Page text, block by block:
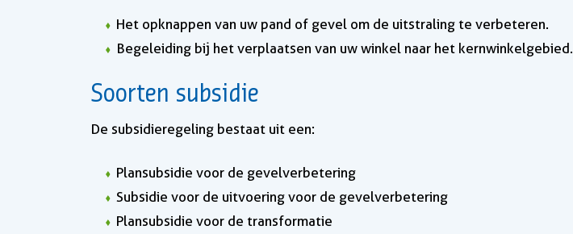
Het opknappen van uw pand of gevel om de uitstraling te verbeteren.
Begeleiding bij het verplaatsen van uw winkel naar het kernwinkelgebied.
Soorten subsidie
De subsidieregeling bestaat uit een:
Plansubsidie voor de gevelverbetering
Subsidie voor de uitvoering voor de gevelverbetering
Plansubsidie voor de transformatie